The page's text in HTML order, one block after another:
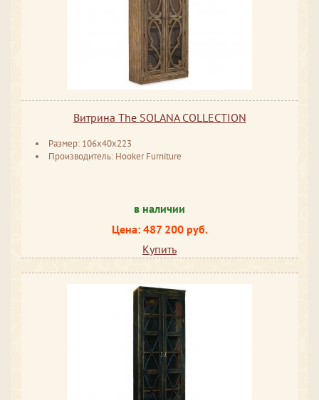
Витрина The SOLANA COLLECTION
Размер: 106x40x223
Производитель: Hooker Furniture
в наличии
Цена: 487 200 руб.
Купить